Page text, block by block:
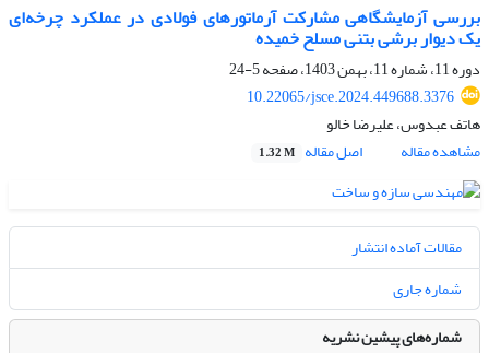
بررسی آزمایشگاهی مشارکت آرماتورهای فولادی در عملکرد چرخه‌ای
یک دیوار برشی بتنی مسلح خمیده
دوره 11، شماره 11، بهمن 1403، صفحه
5-24
10.22065/jsce.2024.449688.3376
هاتف عبدوس، علیرضا خالو
مشاهده مقاله
اصل مقاله 1.32 M
مقالات آماده انتشار
شماره جاری
شماره‌های پیشین نشریه